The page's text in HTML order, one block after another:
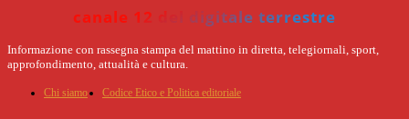
canale 12 del digitale terrestre
Informazione con rassegna stampa del mattino in diretta, telegiornali, sport,
approfondimento, attualità e cultura.
Chi siamo Codice Etico e Politica editoriale